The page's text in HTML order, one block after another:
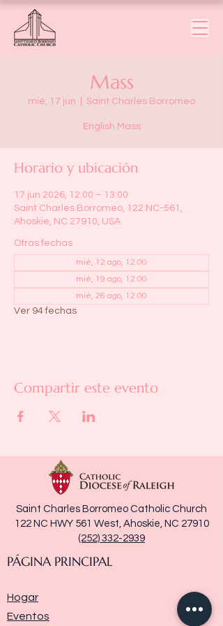
Mass
mié, 17 jun Saint Charles Borromeo
English Mass
Horario y ubicación
17 jun 2026, 12:00 – 13:00
Saint Charles Borromeo, 122 NC-561,
Ahoskie, NC 27910, USA
Otras fechas
mié, 12 ago, 12:00
mié, 19 ago, 12:00
mié, 26 ago, 12:00
Ver 94 fechas
Compartir este evento
Saint Charles Borromeo Catholic Church
122 NC HWY 561 West, Ahoskie, NC 27910
(252) 332-2939
PÁGINA PRINCIPAL
Hogar
Eventos